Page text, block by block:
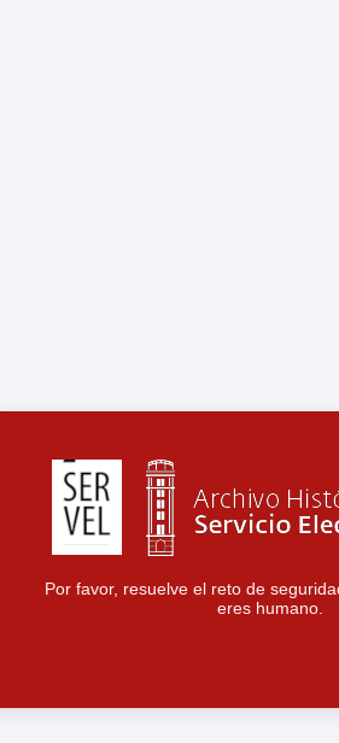
Por favor, resuelve el reto de
eres humano.